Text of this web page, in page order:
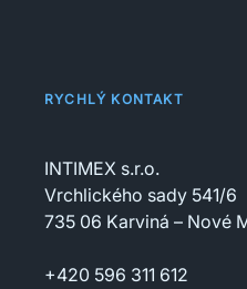
RYCHLÝ KONTAKT
INTIMEX s.r.o.
Vrchlického sady 541/6
735 06 Karviná – Nové
+420 596 311 612